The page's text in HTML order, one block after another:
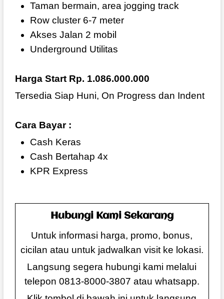
Taman bermain, area jogging track
Row cluster 6-7 meter
Akses Jalan 2 mobil
Underground Utilitas
Harga Start Rp. 1.086.000.000
Tersedia Siap Huni, On Progress dan Indent
Cara Bayar :
Cash Keras
Cash Bertahap 4x
KPR Express
Hubungi Kami Sekarang
Untuk informasi harga, promo, bonus,
cicilan atau untuk jadwalkan visit ke lokasi.
Langsung segera hubungi kami melalui
telepon 0813-8000-3807 atau whatsapp.